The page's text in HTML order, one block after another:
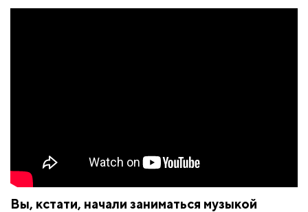
Вы, кстати, начали заниматься музыкой